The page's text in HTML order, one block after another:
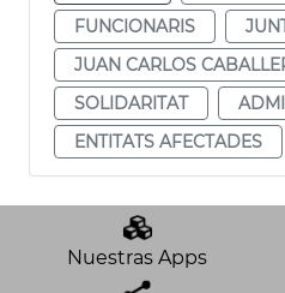
FUNCIONARIS
JUAN CARLOS
SOLIDARITAT
ENTITATS AFECTADES
Nuestras Apps